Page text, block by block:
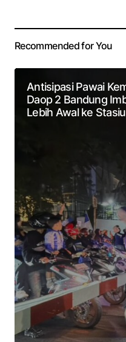
Recommended for You
Antisipasi Pawai
Daop 2 Bandung
Lebih Awal ke